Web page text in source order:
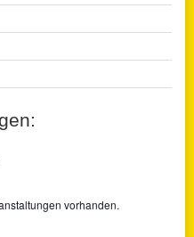
vorhanden.